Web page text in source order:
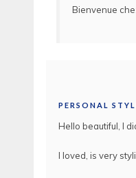
Bienvenue
PERSONAL
Hello beautiful, I
I loved, is very